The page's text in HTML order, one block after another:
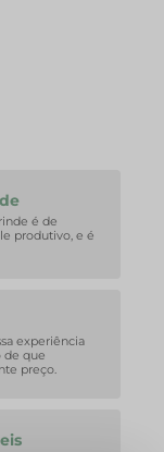
é de
produtivo, e é
experiência
de que
preço.